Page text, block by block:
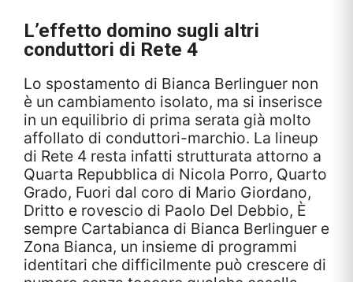
L’effetto domino sugli altri
conduttori di Rete 4
Lo spostamento di Bianca Berlinguer non
è un cambiamento isolato, ma si inserisce
in un equilibrio di prima serata già molto
affollato di conduttori-marchio. La lineup
di Rete 4 resta infatti strutturata attorno a
Quarta Repubblica di Nicola Porro, Quarto
Grado, Fuori dal coro di Mario Giordano,
Dritto e rovescio di Paolo Del Debbio, È
sempre Cartabianca di Bianca Berlinguer e
Zona Bianca, un insieme di programmi
identitari che difficilmente può crescere di